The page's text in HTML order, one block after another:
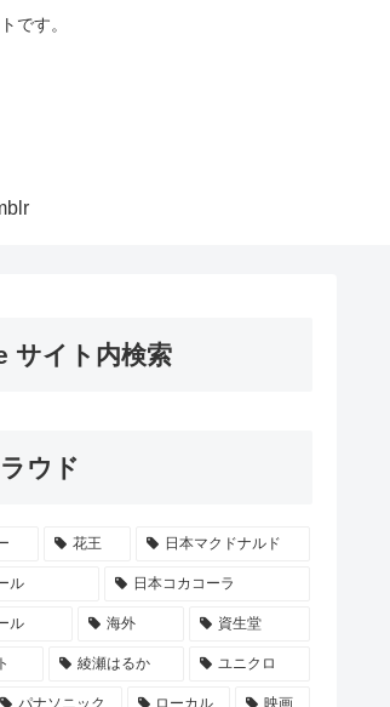
です。
サイト内検索
ウド
花王 日本マクドナルド
ル 日本コカコーラ
ル 海外 資生堂
綾瀬はるか ユニクロ
パナソニック ローカル 映画